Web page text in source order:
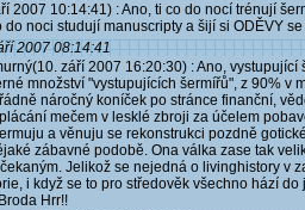
2007 10:14:41) : Ano, ti co do nocí trénují
do noci studují manuscripty a šijí si ODĚVY
2007 08:14:41
září 2007 16:20:30) : Ano,
množství "vystupujících šermířů", z 90% v
náročný koníček po stránce finanční,
mečem v lesklé zbroji za účelem
a věnuju se rekonstrukci pozdně
zábavné podobě. Ona válka zase tak
Jelikož se nejedná o livinghistory v
i když se to pro středověk všechno hází
Hrr!!